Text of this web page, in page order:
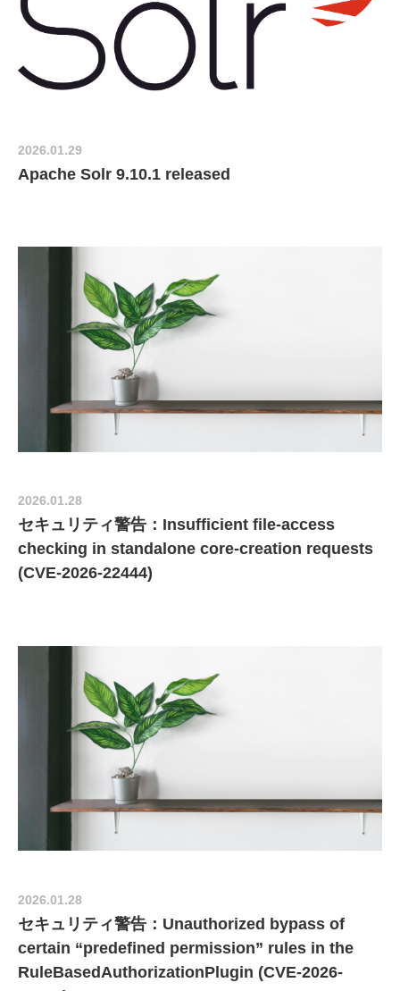
2026.01.29
Apache Solr 9.10.1 released
2026.01.28
セキュリティ警告：Insufficient file-access
checking in standalone core-creation requests
(CVE-2026-22444)
2026.01.28
セキュリティ警告：Unauthorized bypass of
certain “predefined permission” rules in the
RuleBasedAuthorizationPlugin (CVE-2026-